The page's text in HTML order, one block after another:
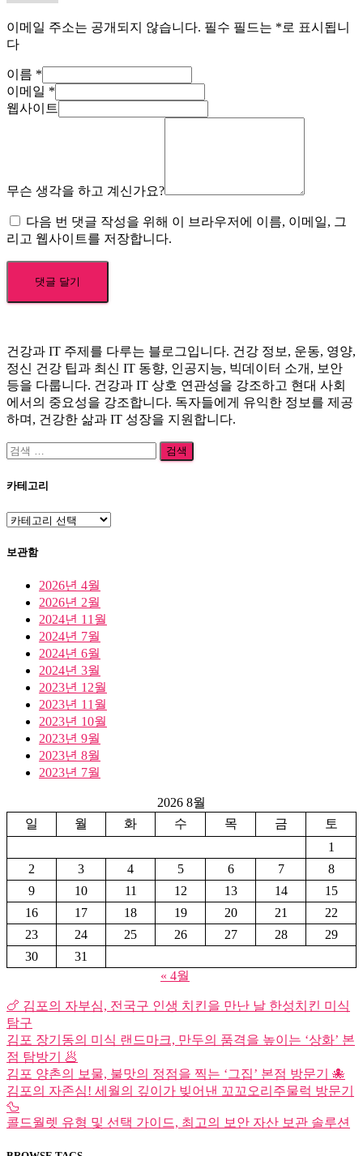
이메일 주소는 공개되지 않습니다. 필수 필드는 *로 표시됩니
다
이름 *
이메일 *
웹사이트
무슨 생각을 하고 계신가요?
다음 번 댓글 작성을 위해 이 브라우저에 이름, 이메일, 그
리고 웹사이트를 저장합니다.
건강과 IT 주제를 다루는 블로그입니다. 건강 정보, 운동, 영양,
정신 건강 팁과 최신 IT 동향, 인공지능, 빅데이터 소개, 보안
등을 다룹니다. 건강과 IT 상호 연관성을 강조하고 현대 사회
에서의 중요성을 강조합니다. 독자들에게 유익한 정보를 제공
하며, 건강한 삶과 IT 성장을 지원합니다.
검
카테고리
카
고
보관함
2026년 4월
2026년 2월
2024년 11월
2024년 7월
2024년 6월
2024년 3월
2023년 12월
2023년 11월
2023년 10월
2023년 9월
2023년 8월
2023년 7월
2026 8월
일
월 화 수 목 금
토
1
2
3 4 5 6 7
8
9
10 11 12 13 14
15
16
17 18 19 20 21
22
23
24 25 26 27 28
29
30
31
« 4월
🍗 김포의 자부심, 전국구 인생 치킨을 만난 날 한성치킨 미식
탐구
김포 장기동의 미식 랜드마크, 만두의 품격을 높이는 ‘상화’ 본
점 탐방기 🥟
김포 양촌의 보물, 불맛의 정점을 찍는 ‘그집’ 본점 방문기 🐙
김포의 자존심! 세월의 깊이가 빚어낸 꼬꼬오리주물럭 방문기
🦆
콜드월렛 유형 및 선택 가이드, 최고의 보안 자산 보관 솔루션